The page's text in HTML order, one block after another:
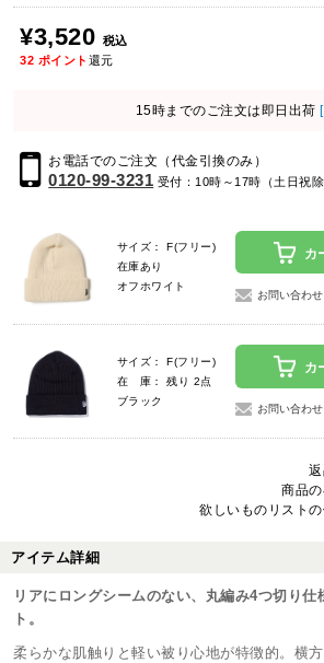
¥3,520 税込
32 ポイント 還元
15時までのご注文は即日出荷
お電話でのご注文（代金引換のみ）
0120-99-3231 受付：10時～17時（土日祝除
サイズ： F(フリー)
在庫あり
オフホワイト
カ
お問い合わせ
サイズ： F(フリー)
在 庫： 残り 2点
ブラック
カ
お問い合わせ
商品
欲しいものリスト
アイテム詳細
リアにロングシームのない、丸編み4つ切り仕
ト。
柔らかな肌触りと軽い被り心地が特徴的。横